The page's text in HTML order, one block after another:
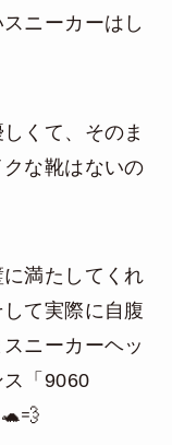
ニーカーはし
くて、そのま
な靴はないの
満たしてくれ
て実際に自腹
ニーカーヘッ
「9060